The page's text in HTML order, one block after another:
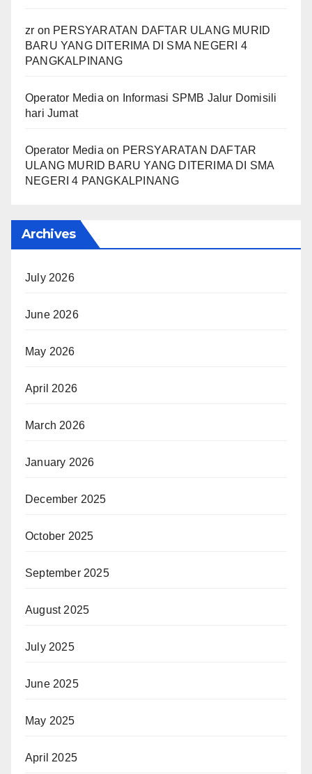
zr on PERSYARATAN DAFTAR ULANG MURID
BARU YANG DITERIMA DI SMA NEGERI 4
PANGKALPINANG
Operator Media on
Informasi SPMB Jalur Domisili
hari Jumat
Operator Media on PERSYARATAN DAFTAR
ULANG MURID BARU YANG DITERIMA DI SMA
NEGERI 4 PANGKALPINANG
Archives
July 2026
June 2026
May 2026
April 2026
March 2026
January 2026
December 2025
October 2025
September 2025
August 2025
July 2025
June 2025
May 2025
April 2025